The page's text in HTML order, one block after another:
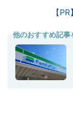
【
他のおすすめ記事